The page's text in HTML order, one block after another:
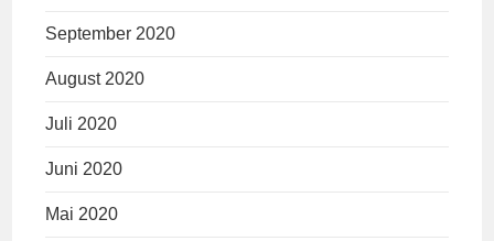
September 2020
August 2020
Juli 2020
Juni 2020
Mai 2020